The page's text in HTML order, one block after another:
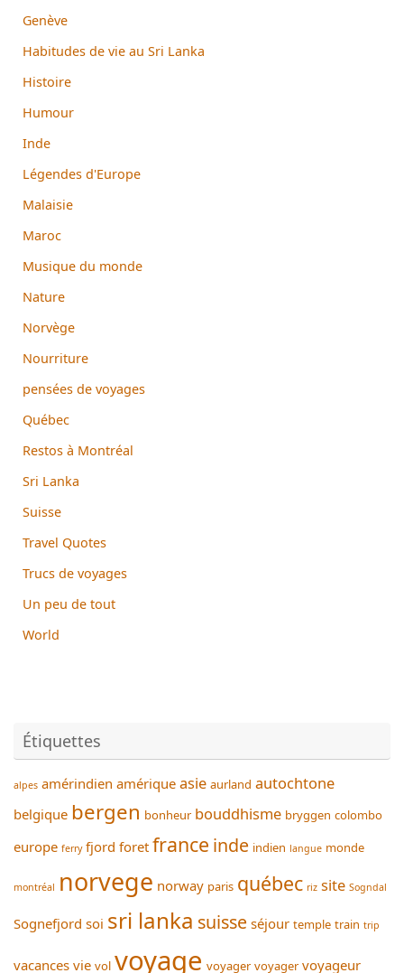
Genève
Habitudes de vie au Sri Lanka
Histoire
Humour
Inde
Légendes d'Europe
Malaisie
Maroc
Musique du monde
Nature
Norvège
Nourriture
pensées de voyages
Québec
Restos à Montréal
Sri Lanka
Suisse
Travel Quotes
Trucs de voyages
Un peu de tout
World
Étiquettes
alpes amérindien amérique asie aurland autochtone
belgique bergen bonheur bouddhisme bryggen colombo
europe ferry fjord foret france inde indien langue monde
montréal norvege norway paris québec riz site Sogndal
Sognefjord soi sri lanka suisse séjour temple train trip
vacances vie vol voyage voyager voyager voyageur